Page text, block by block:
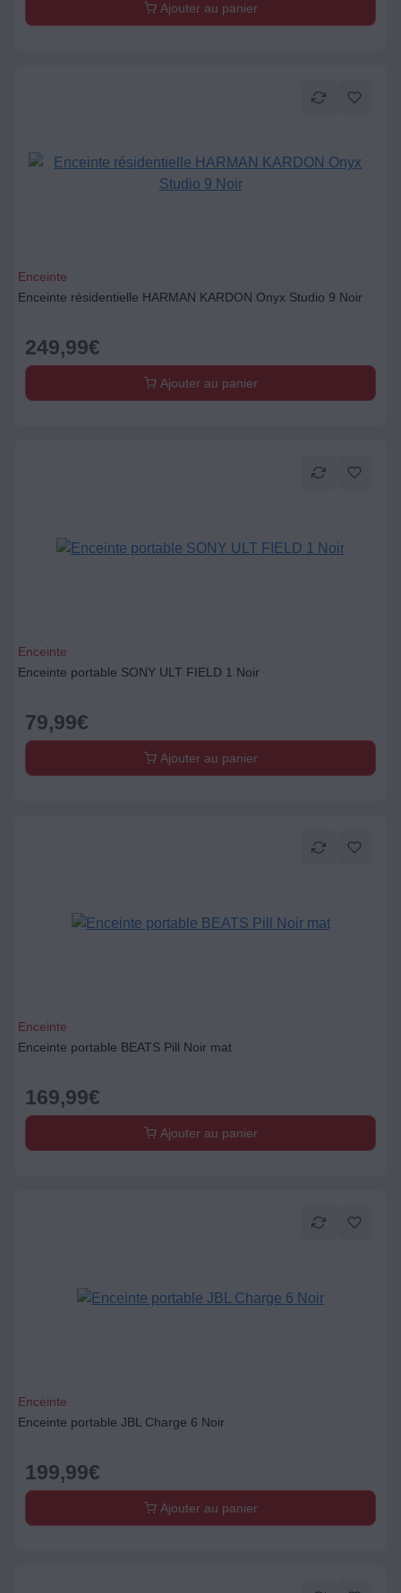
Ajouter au panier
Enceinte
Enceinte résidentielle HARMAN KARDON Onyx Studio 9 Noir
249,99€
Ajouter au panier
Enceinte
Enceinte portable SONY ULT FIELD 1 Noir
79,99€
Ajouter au panier
Enceinte
Enceinte portable BEATS Pill Noir mat
169,99€
Ajouter au panier
Enceinte
Enceinte portable JBL Charge 6 Noir
199,99€
Ajouter au panier